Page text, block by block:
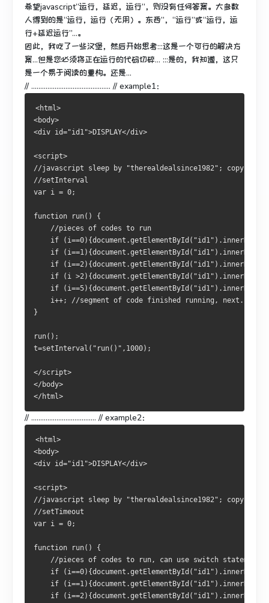
希望javascript“运行，延迟，运行”，则没有任何答案。大多数
人得到的是“运行，运行（无用）。东西”，“运行”或“运行，运
行+延迟运行”...。
因此，我吃了一些汉堡，然后开始思考:::这是一个可行的解决方
案...但是您必须将正在运行的代码切碎... :::是的，我知道，这只
是一个易于阅读的重构。还是...
// ............................................ // example1：
<html>
<body>
<div id="id1">DISPLAY</div>
<script>
//javascript sleep by "therealdealsince1982";
//setInterval
var i = 0;
function run() {
    //pieces of codes to run
if
if
if
if (i
if
    i++; //segment of code finished running, next...
}
run();
t=setInterval("run()",1000);
</script>
</body>
</html>
// .................................... // example2：
<html>
<body>
<div id="id1">DISPLAY</div>
<script>
//javascript sleep by "therealdealsince1982";
//setTimeout
var i = 0;
function run() {
    //pieces of codes to run, can use switch statement
if
if
if